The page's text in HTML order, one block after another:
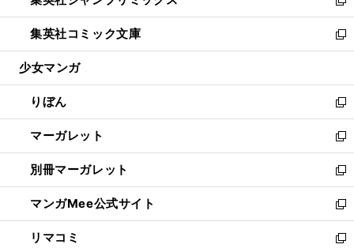
開
く
ウ
で
開
ン
ド
ウ
開
く
ウ
ィ
ン
ウ
で
開
く
新
し
い
ウ
ン
ド
ウ
で
開
く
集英社コミック文庫
新
し
ウ
ィ
ン
ド
ウ
で
開
く
少女マンガ
りぼん
新
し
い
ウ
ィ
ン
ド
ウ
で
マーガレット
新
し
い
ウ
ィ
ン
ド
別冊マーガレット
新
し
い
ウ
ィ
マンガMee公式サイト
新
し
い
リマコミ
新